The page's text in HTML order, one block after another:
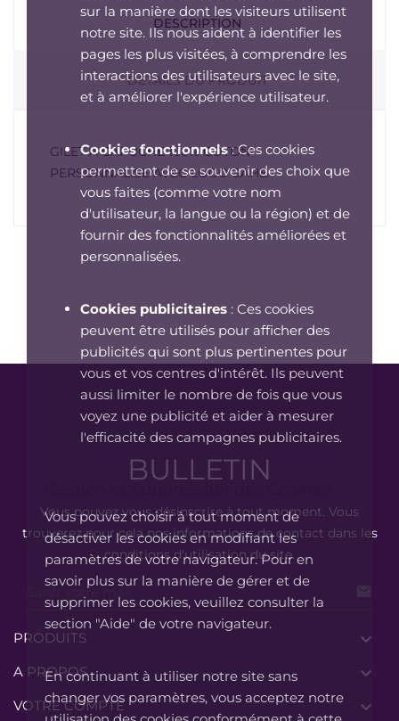
sur la manière dont les visiteurs utilisent
notre site. Ils nous aident à identifier les
pages les plus visitées, à comprendre les
interactions des utilisateurs avec le site,
et à améliorer l'expérience utilisateur.
Cookies fonctionnels: Ces cookies
permettent de se souvenir des choix que
vous faites (comme votre nom
d'utilisateur, la langue ou la région) et de
fournir des fonctionnalités améliorées et
personnalisées.
Cookies publicitaires : Ces cookies
peuvent être utilisés pour afficher des
publicités qui sont plus pertinentes pour
vous et vos centres d'intérêt. Ils peuvent
aussi limiter le nombre de fois que vous
voyez une publicité et aider à mesurer
l'efficacité des campagnes publicitaires.
Vous pouvez choisir à tout moment de
désactiver les cookies en modifiant les
paramètres de votre navigateur. Pour en
savoir plus sur la manière de gérer et de
supprimer les cookies, veuillez consulter la
section "Aide" de votre navigateur.
En continuant à utiliser notre site sans
changer vos paramètres, vous acceptez notre
DESCRIPTION
DÉTAILS DU PRODUIT
GILET A CAPUCHE 100% COTON
PERSONNALISE AVEC LOGO SAHB
BULLETIN
Vous pouvez vous désinscrire à tout moment. Vous
trouverez pour cela nos informations de contact dans les
conditions d'utilisation du site.
PRODUITS 
A PROPOS 
VOTRE COMPTE 